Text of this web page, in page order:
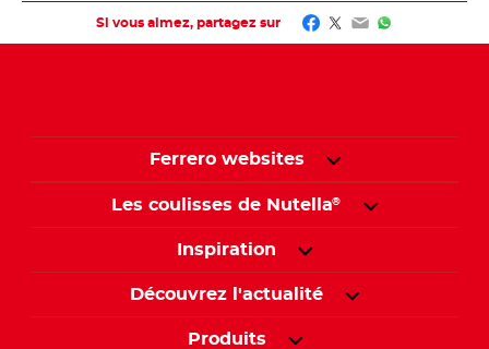
Si vous aimez, partagez sur Facebook
Twitter
EmailWhatsApp
Ferrero websites
Les coulisses de Nutella®
Inspiration
Découvrez l'actualité
Produits